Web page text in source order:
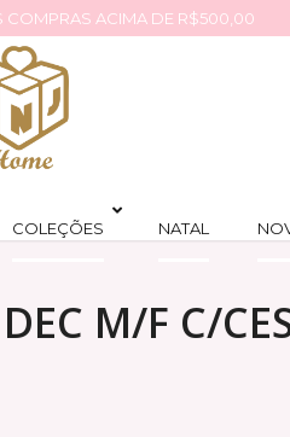
COMPRAS ACIMA DE R$500,00
COLEÇÕES NATAL
M/F C/